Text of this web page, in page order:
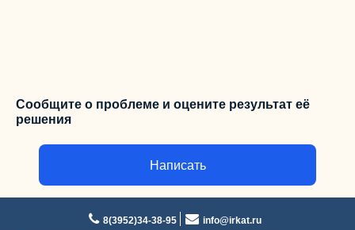
Сообщите о проблеме и оцените результат её
решения
Написать
8(3952)34-38-95 info@irkat.ru